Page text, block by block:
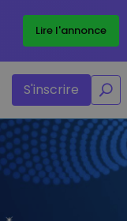
Lire l'annonce
S'inscrire
/